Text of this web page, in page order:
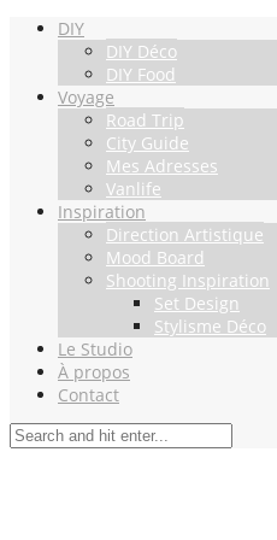
DIY
DIY Déco
DIY Food
Voyage
Road Trip
City Guide
Mes Adresses
Vanlife
Inspiration
Direction Artistique
Mood Board
Shooting Inspiration
Set Design
Stylisme Déco
Le Studio
À propos
Contact